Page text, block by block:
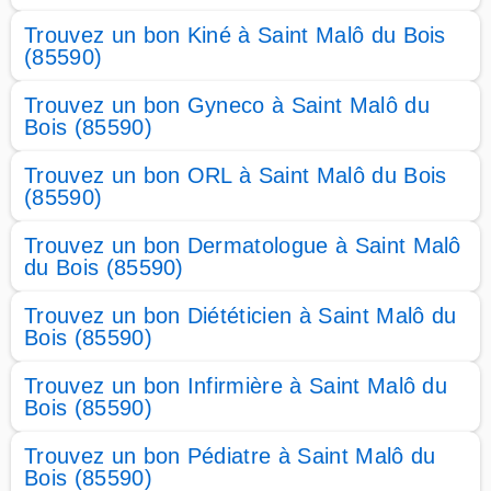
Trouvez un bon Kiné à Saint Malô du Bois
(85590)
Trouvez un bon Gyneco à Saint Malô du
Bois (85590)
Trouvez un bon ORL à Saint Malô du Bois
(85590)
Trouvez un bon Dermatologue à Saint Malô
du Bois (85590)
Trouvez un bon Diététicien à Saint Malô du
Bois (85590)
Trouvez un bon Infirmière à Saint Malô du
Bois (85590)
Trouvez un bon Pédiatre à Saint Malô du
Bois (85590)